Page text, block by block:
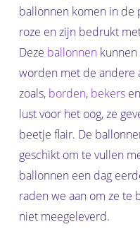
ballonnen komen in de
roze en zijn bedrukt
Deze ballonnenkunnen
worden met de andere
zoals, borden, bekersen
lust voor het oog, ze
beetje flair. De
geschikt om te vullen
ballonnen een dag
raden we aan om ze te
niet meegeleverd.